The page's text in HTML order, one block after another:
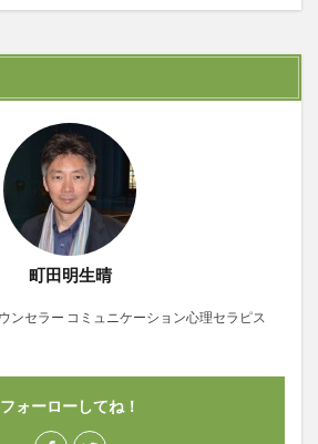
町田明生晴
ンセラー コミュニケーション心理セラピス
フォーローしてね！